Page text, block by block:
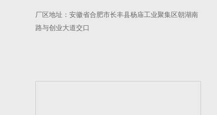
厂区地址：安徽省合肥市长丰县杨庙工业聚集区朝湖南
路与创业大道交口